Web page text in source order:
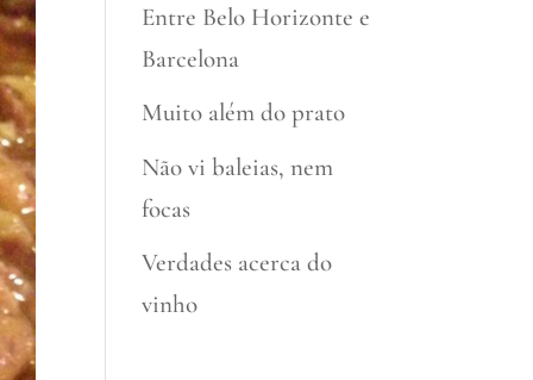
Entre Belo Horizonte e
Barcelona
Muito além do prato
Não vi baleias, nem
focas
Verdades acerca do
vinho